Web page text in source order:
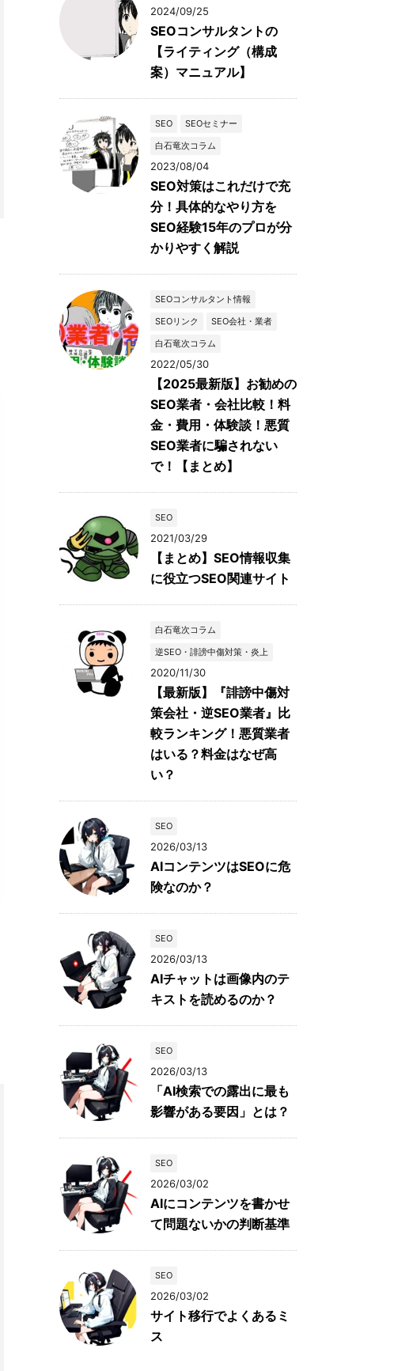
2024/09/25
SEOコンサルタントの
【ライティング（構成
案）マニュアル】
SEO
SEOセミナー
白石竜次コラム
2023/08/04
SEO対策はこれだけで充
分！具体的なやり方を
SEO経験15年のプロが分
かりやすく解説
SEOコンサルタント情報
SEOリンク
SEO会社・業者
白石竜次コラム
2022/05/30
【2025最新版】お勧めの
SEO業者・会社比較！料
金・費用・体験談！悪質
SEO業者に騙されない
で！【まとめ】
SEO
2021/03/29
【まとめ】SEO情報収集
に役立つSEO関連サイト
白石竜次コラム
逆SEO・誹謗中傷対策・炎上
2020/11/30
【最新版】『誹謗中傷対
策会社・逆SEO業者』比
較ランキング！悪質業者
はいる？料金はなぜ高
い？
SEO
2026/03/13
AIコンテンツはSEOに危
険なのか？
SEO
2026/03/13
AIチャットは画像内のテ
キストを読めるのか？
SEO
2026/03/13
「AI検索での露出に最も
影響がある要因」とは？
SEO
2026/03/02
AIにコンテンツを書かせ
て問題ないかの判断基準
SEO
2026/03/02
サイト移行でよくあるミ
ス